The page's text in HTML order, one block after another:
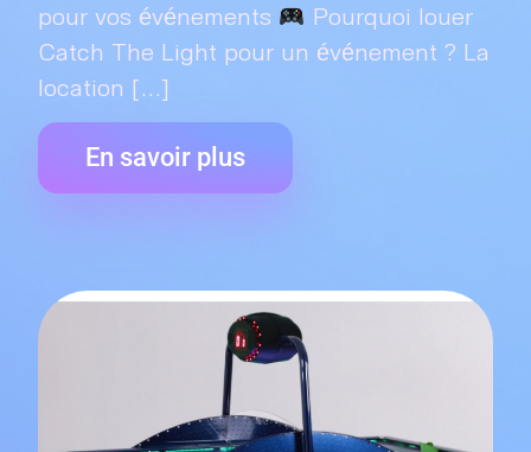
pour vos événements
Pourquoi louer
Catch The Light pour un événement ? La
location [...]
En savoir plus